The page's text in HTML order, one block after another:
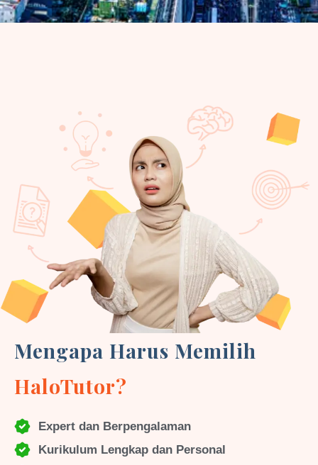
Mengapa Harus Memilih
HaloTutor?
Expert dan Berpengalaman
Kurikulum Lengkap dan Personal